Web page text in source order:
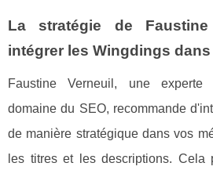
La stratégie de
intégrer les Wingdings dans
Faustine Verneuil, une
domaine du SEO, recommande
de manière stratégique dans vos
les titres et les descriptions. Cela